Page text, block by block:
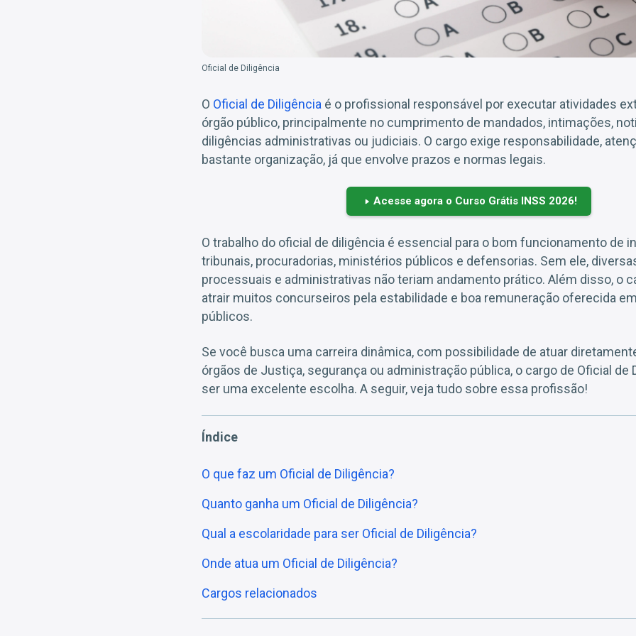
Oficial de Diligência
O Oficial de Diligência é o profissional responsável por executar atividades
órgão público, principalmente no cumprimento de mandados, intimações,
diligências administrativas ou judiciais. O cargo exige responsabilidade,
bastante organização, já que envolve prazos e normas legais.
Acesse agora o Curso Grátis INSS 2026!
O trabalho do oficial de diligência é essencial para o bom funcionamento de
tribunais, procuradorias, ministérios públicos e defensorias. Sem ele,
processuais e administrativas não teriam andamento prático. Além disso, o
atrair muitos concurseiros pela estabilidade e boa remuneração oferecida
públicos.
Se você busca uma carreira dinâmica, com possibilidade de atuar
órgãos de Justiça, segurança ou administração pública, o cargo de Oficial de
ser uma excelente escolha. A seguir, veja tudo sobre essa profissão!
Índice
O que faz um Oficial de Diligência?
Quanto ganha um Oficial de Diligência?
Qual a escolaridade para ser Oficial de Diligência?
Onde atua um Oficial de Diligência?
Cargos relacionados